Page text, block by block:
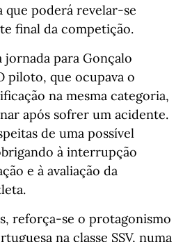
poderá revelar-se
final da competição.
jornada para Gonçalo
piloto, que ocupava o
na mesma categoria,
após sofrer um acidente.
de uma possível
à interrupção
e à avaliação da
reforça-se o protagonismo
na classe SSV, numa